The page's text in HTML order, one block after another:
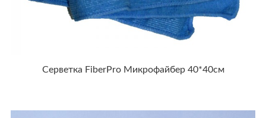
Серветка FiberPro Микрофайбер 40*40см